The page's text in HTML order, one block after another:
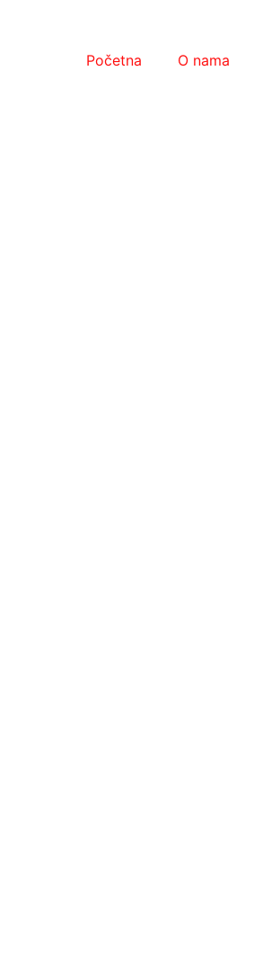
Početna O nama